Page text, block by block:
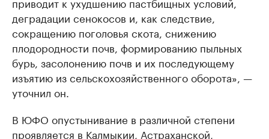
деградации сенокосов и, как следствие,
сокращению поголовья скота, снижению
плодородности почв, формированию пыльных
бурь, засолонению почв и их последующему
изъятию из сельскохозяйственного оборота», —
уточнил он.
В ЮФО опустынивание в различной степени
проявляется в Калмыкии, Астраханской,